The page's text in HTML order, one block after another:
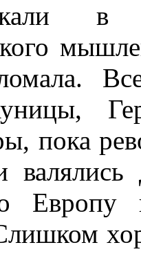
в
пока
валялись